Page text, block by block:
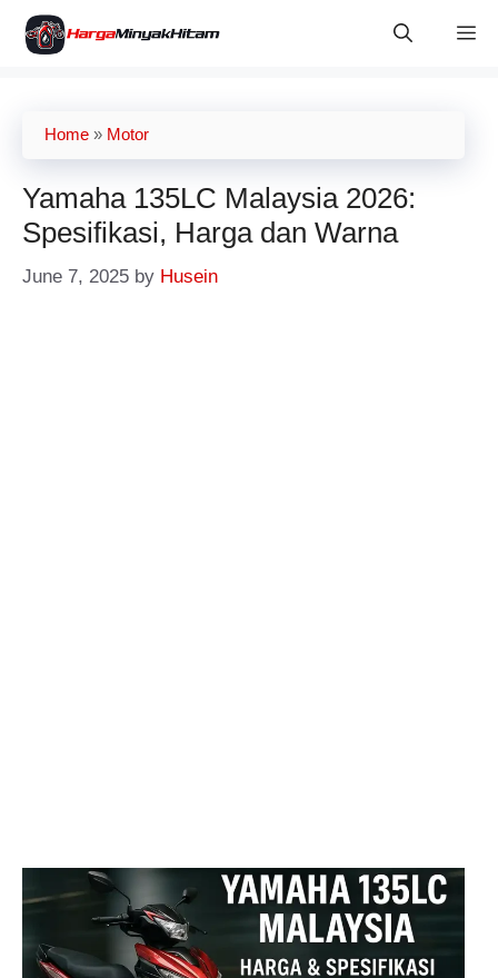
Skip
Home » Motor
Yamaha 135LC Malaysia 2026:
Spesifikasi, Harga dan Warna
June 7, 2025 by Husein